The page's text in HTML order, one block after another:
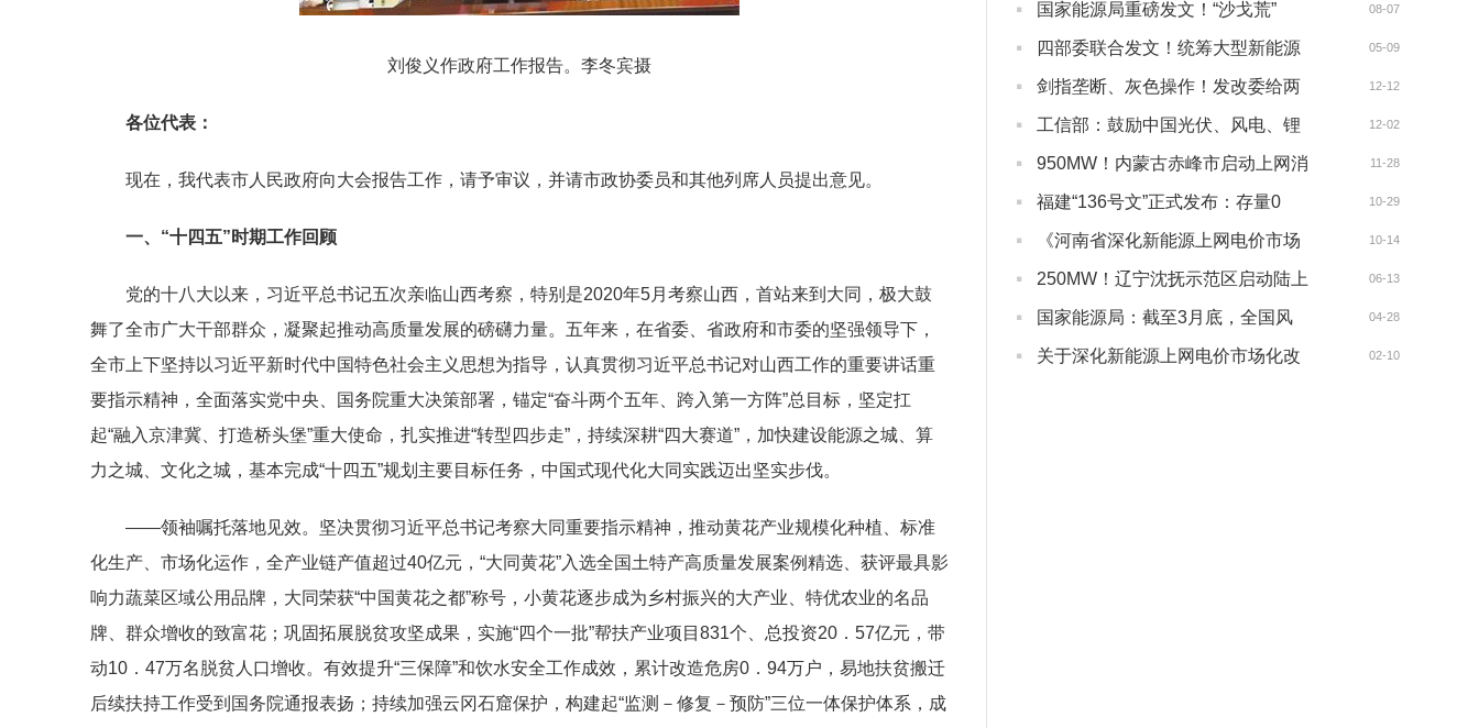
刘俊义作政府工作报告。李冬宾摄
各位代表：
现在，我代表市人民政府向大会报告工作，请予审议，并请市政协委员和其他列席人员提出意见。
一、“十四五”时期工作回顾
党的十八大以来，习近平总书记五次亲临山西考察，特别是2020年5月考察山西，首站来到大同，极大鼓
舞了全市广大干部群众，凝聚起推动高质量发展的磅礴力量。五年来，在省委、省政府和市委的坚强领导下，
全市上下坚持以习近平新时代中国特色社会主义思想为指导，认真贯彻习近平总书记对山西工作的重要讲话重
要指示精神，全面落实党中央、国务院重大决策部署，锚定“奋斗两个五年、跨入第一方阵”总目标，坚定扛
起“融入京津冀、打造桥头堡”重大使命，扎实推进“转型四步走”，持续深耕“四大赛道”，加快建设能源之城、算
力之城、文化之城，基本完成“十四五”规划主要目标任务，中国式现代化大同实践迈出坚实步伐。
——领袖嘱托落地见效。坚决贯彻习近平总书记考察大同重要指示精神，推动黄花产业规模化种植、标准
化生产、市场化运作，全产业链产值超过40亿元，“大同黄花”入选全国土特产高质量发展案例精选、获评最具影
响力蔬菜区域公用品牌，大同荣获“中国黄花之都”称号，小黄花逐步成为乡村振兴的大产业、特优农业的名品
牌、群众增收的致富花；巩固拓展脱贫攻坚成果，实施“四个一批”帮扶产业项目831个、总投资20．57亿元，带
动10．47万名脱贫人口增收。有效提升“三保障”和饮水安全工作成效，累计改造危房0．94万户，易地扶贫搬迁
后续扶持工作受到国务院通报表扬；持续加强云冈石窟保护，构建起“监测－修复－预防”三位一体保护体系，成
· 国家能源局重磅发文！“沙戈荒” 08-07
· 四部委联合发文！统筹大型新能源 05-09
· 剑指垄断、灰色操作！发改委给两 12-12
· 工信部：鼓励中国光伏、风电、锂 12-02
· 950MW！内蒙古赤峰市启动上网消 11-28
· 福建“136号文”正式发布：存量0 10-29
· 《河南省深化新能源上网电价市场 10-14
· 250MW！辽宁沈抚示范区启动陆上 06-13
· 国家能源局：截至3月底，全国风 04-28
· 关于深化新能源上网电价市场化改 02-10